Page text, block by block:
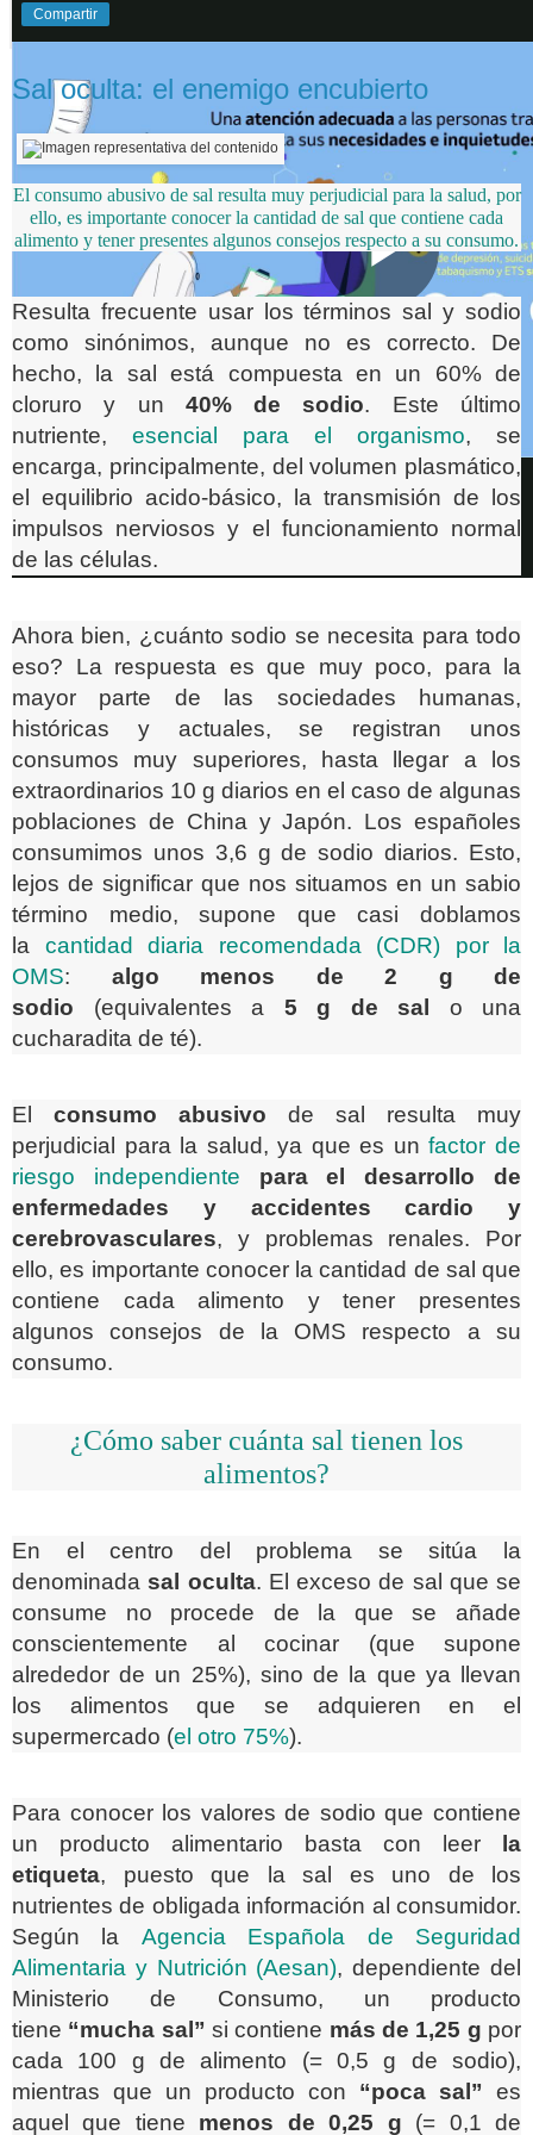
Compartir
Sal oculta: el enemigo encubierto
El consumo abusivo de sal resulta muy perjudicial para la salud, por
ello, es importante conocer la cantidad de sal que contiene cada
alimento y tener presentes algunos consejos respecto a su consumo.
Resulta frecuente usar los términos sal y sodio
como sinónimos, aunque no es correcto. De
hecho, la sal está compuesta en un 60% de
cloruro y un 40% de sodio. Este último
nutriente, esencial para el organismo, se
encarga, principalmente, del volumen plasmático,
el equilibrio acido-básico, la transmisión de los
impulsos nerviosos y el funcionamiento normal
de las células.
Ahora bien, ¿cuánto sodio se necesita para todo
eso? La respuesta es que muy poco, para la
mayor parte de las sociedades humanas,
históricas y actuales, se registran unos
consumos muy superiores, hasta llegar a los
extraordinarios 10 g diarios en el caso de algunas
poblaciones de China y Japón. Los españoles
consumimos unos 3,6 g de sodio diarios. Esto,
lejos de significar que nos situamos en un sabio
término medio, supone que casi doblamos
la cantidad diaria recomendada (CDR) por la
OMS: algo menos de 2 g de
sodio (equivalentes a 5 g de sal
o una
cucharadita de té).
El consumo abusivo de sal resulta muy
perjudicial para la salud, ya que es unfactor de
riesgo independiente
para el desarrollo de
enfermedades y accidentes cardio y
cerebrovasculares, y problemas renales. Por
ello, es importante conocer la cantidad de sal que
contiene cada alimento y tener presentes
algunos consejos de la OMS respecto a su
consumo.
¿Cómo saber cuánta sal tienen los
alimentos?
En el centro del problema se sitúa la
denominadasal oculta. El exceso de sal que se
consume no procede de la que se añade
conscientemente al cocinar (que supone
alrededor de un 25%), sino de la que ya llevan
los alimentos que se adquieren en el
supermercado (el otro 75%).
Para conocer los valores de sodio que contiene
un producto alimentario basta con leer
la
etiqueta, puesto que la sal es uno de los
nutrientes de obligada información al consumidor.
Según la Agencia Española de Seguridad
Alimentaria y Nutrición (Aesan), dependiente del
Ministerio de Consumo, un producto
tiene “mucha sal” si contiene más de 1,25 g por
cada 100 g de alimento (= 0,5 g de sodio),
mientras que un producto con “poca sal” es
aquel que tiene menos de 0,25 g (= 0,1 de